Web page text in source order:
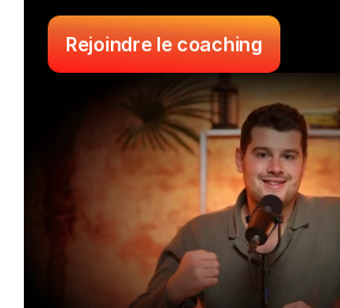
Rejoindre le coaching